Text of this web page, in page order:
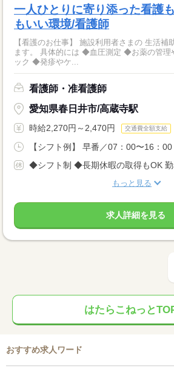
一人ひとりに寄り添った看護
もいい環境/看護師
【看護のお仕事】 施設利用者さまの 生活補
ます。 具体的には ◆血圧測定 ◆お薬の管理や準備 ◆バイタルチェ
ック ◆発疹やケ...
看護師・准看護師
愛知県春日井市/高蔵寺駅
時給2,270円～2,470円 交通費全額支給
【シフト例】 早番／07：00〜16：
◆シフト制 ◆長期休暇の取得もOK 勤
もっと見る
求人詳細を見る
はたらこねっと
おすすめ求人ワード